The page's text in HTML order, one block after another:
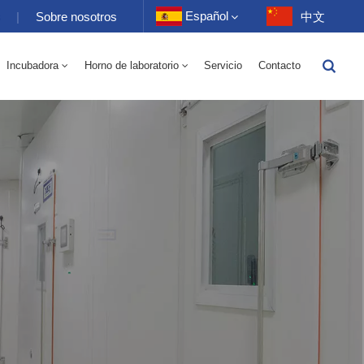
| Sobre nosotros Español
Français
Português
中文
Incubadora Horno de laboratorio Servicio Contacto